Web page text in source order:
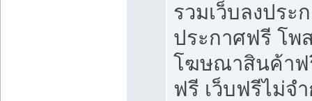
รวมเว็บลงประ
ประกาศฟรี โพ
โฆษณาสินค้าฟ
ฟรี เว็บฟรีไม่จ